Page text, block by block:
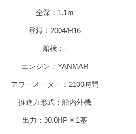
全深：1.1m
登録：2004/H16
船検：-
エンジン：YANMAR
アワーメーター：2100時間
推進力形式：船内外機
出力：90.0HP × 1基